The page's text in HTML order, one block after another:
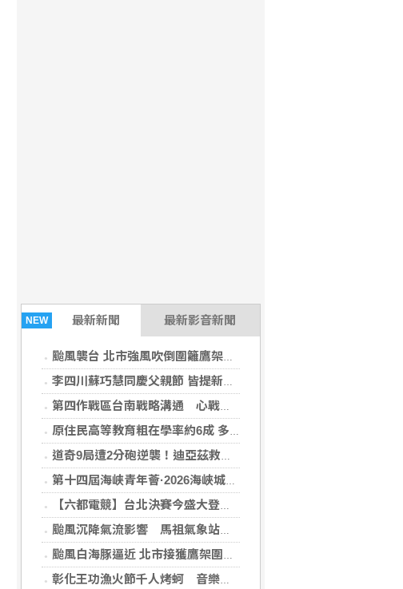
NEW 最新新聞 最新影音新聞
颱風襲台 北市強風吹倒圍籬鷹架建管處開罰
李四川蘇巧慧同慶父親節 皆提新北大巨蛋樹林區願景
第四作戰區台南戰略溝通 心戰喊話車現蹤市區
原住民高等教育粗在學率約6成 多數讀護理
道奇9局遭2分砲逆襲！迪亞茲救援失守 道奇黑色8月痛吞7連敗
第十四屆海峽青年薈·2026海峽城鄉創生匯在福州台江舉行
【六都電競】台北決賽今盛大登場 蔣萬安期許爭霸戰邁向下一個黃金10年
颱風沉降氣流影響 馬祖氣象站測得站史最高溫37度
颱風白海豚逼近 北市接獲鷹架圍籬倒塌2通報傷1路人
彰化王功漁火節千人烤蚵 音樂會煙火秀壓軸